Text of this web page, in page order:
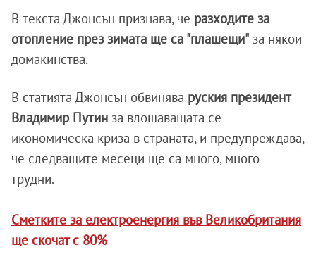
В текста Джонсън признава, че разходите за
отопление през зимата ще са "плашещи"за някои
домакинства.
В статията Джонсън обвинява руския президент
Владимир Путин за влошаващата се
икономическа криза в страната, и предупреждава,
че следващите месеци ще са много, много
трудни.
Сметките за електроенергия във Великобритания
ще скочат с 80%